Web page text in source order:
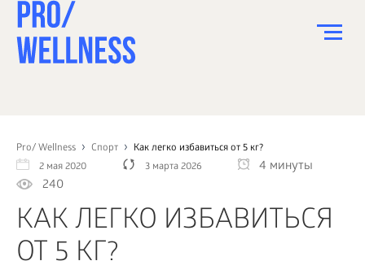
Pro/ Wellness Спорт
Как легко избавиться от 5 кг?
2 мая 2020
3 марта 2026
4 минуты
240
КАК ЛЕГКО ИЗБАВИТЬСЯ
ОТ 5 КГ?
СПОРТ
ЗДОРОВЬЕ
КРАСОТА
ПСИХОЛОГИЯ